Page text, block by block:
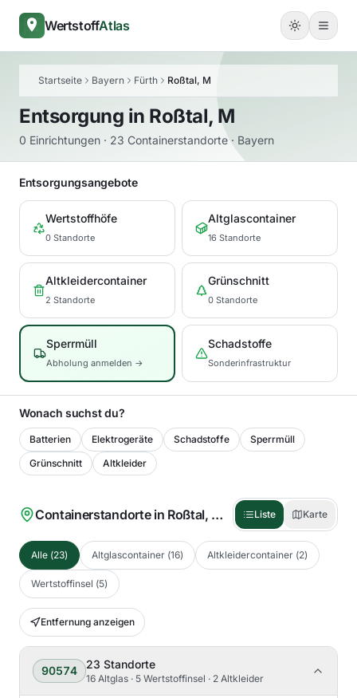
WertstoffAtlas
Startseite Bayern Fürth Roßtal, M
Entsorgung in Roßtal, M
0 Einrichtungen · 23 Containerstandorte · Bayern
Entsorgungsangebote
Wertstoffhöfe
0 Standorte
Altglascontainer
16 Standorte
Altkleidercontainer
2 Standorte
Grünschnitt
0 Standorte
Sperrmüll
Abholung anmelden →
Schadstoffe
Sonderinfrastruktur
Wonach suchst du?
Batterien Elektrogeräte Schadstoffe
Sperrmüll
Grünschnitt
Altkleider
Containerstandorte in Roßtal, M 23) Liste Karte
Alle (23) Altglascontainer (16) Altkleidercontainer (2)
Wertstoffinsel (5)
Entfernung anzeigen
90574 23 Standorte
16 Altglas · 5 Wertstoffinsel · 2 Altkleider